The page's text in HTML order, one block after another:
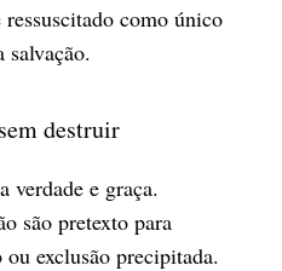
como único
destruir
verdade e graça.
são pretexto para
exclusão precipitada.